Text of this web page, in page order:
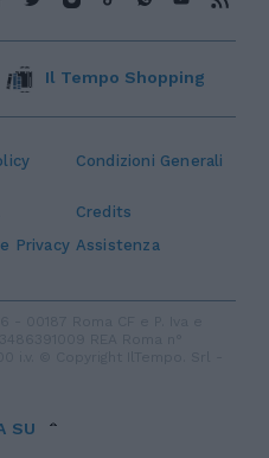
Condizioni Generali
Credits
Privacy Assistenza
Il Tempo Shopping
SU